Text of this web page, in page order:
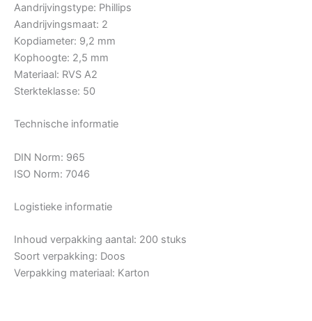
Aandrijvingstype: Phillips
Aandrijvingsmaat: 2
Kopdiameter: 9,2 mm
Kophoogte: 2,5 mm
Materiaal: RVS A2
Sterkteklasse: 50
Technische informatie
DIN Norm: 965
ISO Norm: 7046
Logistieke informatie
Inhoud verpakking aantal: 200 stuks
Soort verpakking: Doos
Verpakking materiaal: Karton